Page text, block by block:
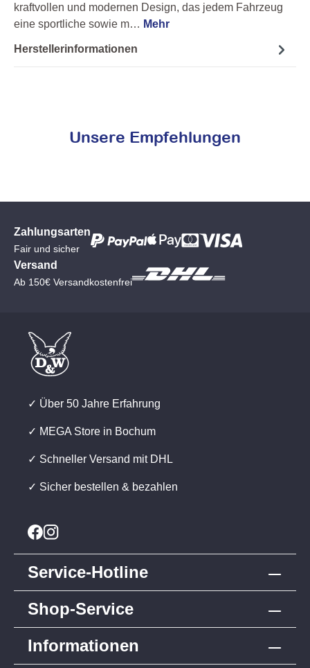
kraftvollen und modernen Design, das jedem Fahrzeug
eine sportliche sowie m… Mehr
Herstellerinformationen
Unsere Empfehlungen
Zahlungsarten
Fair und sicher
Versand
Ab 150€ Versandkostenfrei
✓ Über 50 Jahre Erfahrung
✓ MEGA Store in Bochum
✓ Schneller Versand mit DHL
✓ Sicher bestellen & bezahlen
Service-Hotline
Shop-Service
Informationen